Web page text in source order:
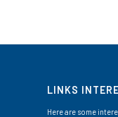
LINKS
Here are some